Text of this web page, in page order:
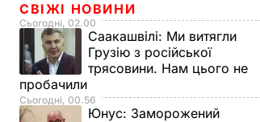
СВІЖІ НОВИНИ
Сьогодні, 02.00
Саакашвілі: Ми витягли
Грузію з російської
трясовини. Нам цього не
пробачили
Сьогодні, 00.56
Юнус: Заморожений